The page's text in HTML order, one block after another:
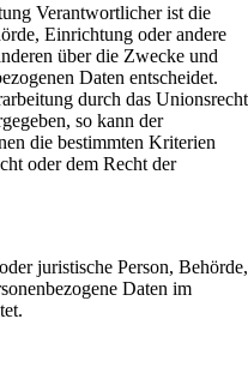
Verantwortlicher ist die
Einrichtung oder andere
über die Zwecke und
Daten entscheidet.
durch das Unionsrecht
so kann der
die bestimmten Kriterien
oder dem Recht der
juristische Person, Behörde,
Daten im